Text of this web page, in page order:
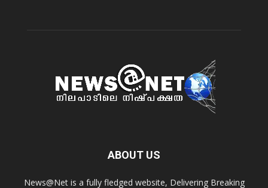
ABOUT US
News@Net is a fully fledged website, Delivering Breaking